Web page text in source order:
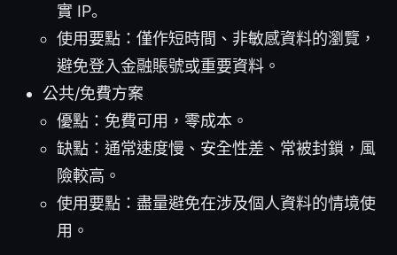
實 IP。
使用要點：僅作短時間、非敏感資料的瀏覽，
避免登入金融賬號或重要資料。
公共/免費方案
優點：免費可用，零成本。
缺點：通常速度慢、安全性差、常被封鎖，風
險較高。
使用要點：盡量避免在涉及個人資料的情境使
用。